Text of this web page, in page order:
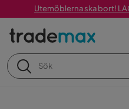
Utemöblerna ska bort!